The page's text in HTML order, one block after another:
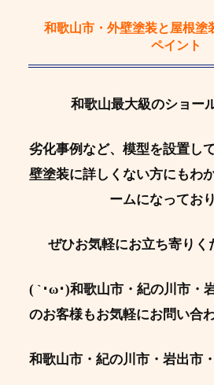
和歌山市・外壁塗装と屋根塗
ペイント
和歌山最大級のショー
劣化事例など、模型を設置し
壁塗装に詳しくない方にもわ
ームになってお
ぜひお気軽にお立ち寄り
( `･ω･)和歌山市・紀の川市・
のお客様もお気軽にお問い合
和歌山市・紀の川市・岩出市